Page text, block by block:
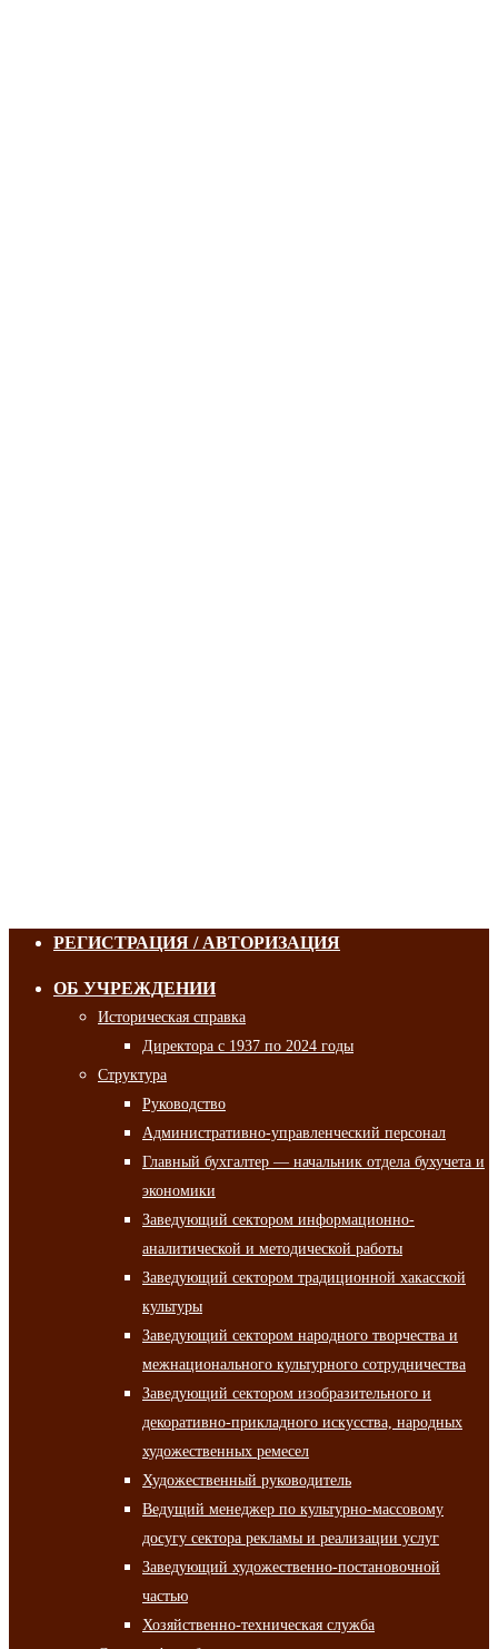
РЕГИСТРАЦИЯ / АВТОРИЗАЦИЯ
ОБ УЧРЕЖДЕНИИ
Историческая справка
Директора с 1937 по 2024 годы
Структура
Руководство
Административно-управленческий персонал
Главный бухгалтер — начальник отдела бухучета и
экономики
Заведующий сектором информационно-
аналитической и методической работы
Заведующий сектором традиционной хакасской
культуры
Заведующий сектором народного творчества и
межнационального культурного сотрудничества
Заведующий сектором изобразительного и
декоративно-прикладного искусства, народных
художественных ремесел
Художественный руководитель
Ведущий менеджер по культурно-массовому
досугу сектора рекламы и реализации услуг
Заведующий художественно-постановочной
частью
Хозяйственно-техническая служба